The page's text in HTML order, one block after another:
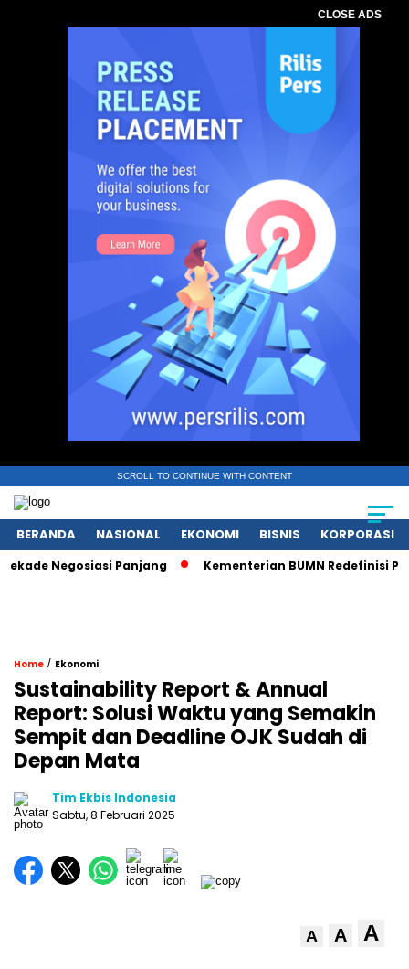
CLOSE ADS
SCROLL TO CONTINUE WITH CONTENT
BERANDA NASIONAL EKONOMI BISNIS KORPORASI
Negosiasi Panjang Kementerian BUMN Redefinisi Peran
Home / Ekonomi
Sustainability Report & Annual
Report: Solusi Waktu yang Semakin
Sempit dan Deadline OJK Sudah di
Depan Mata
Tim Ekbis Indonesia
Sabtu, 8 Februari 2025
A A A